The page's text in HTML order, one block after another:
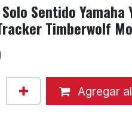
Sentido Yamaha
Timberwolf
Agregar